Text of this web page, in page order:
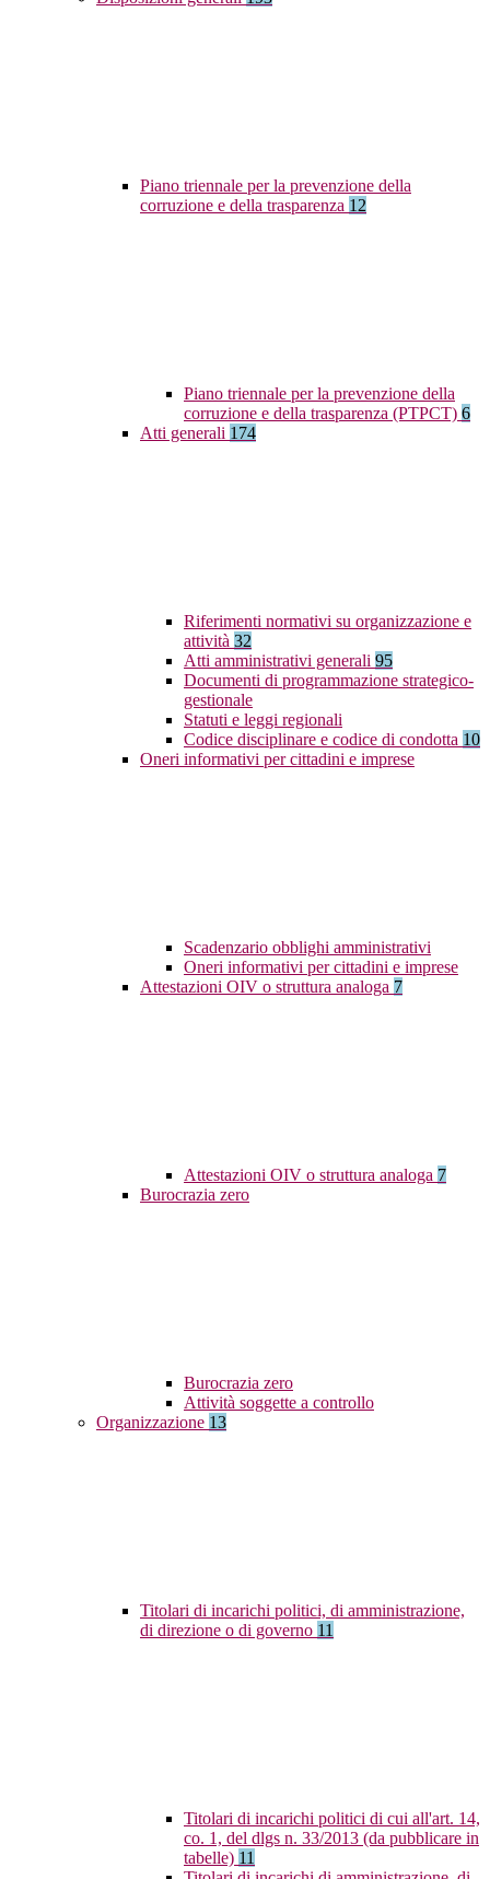
Piano triennale per la prevenzione della
corruzione e della trasparenza 12
Piano triennale per la prevenzione della
corruzione e della trasparenza (PTPCT) 6
Atti generali 174
Riferimenti normativi su organizzazione e
attività 32
Atti amministrativi generali 95
Documenti di programmazione strategico-
gestionale
Statuti e leggi regionali
Codice disciplinare e codice di condotta 10
Oneri informativi per cittadini e imprese
Scadenzario obblighi amministrativi
Oneri informativi per cittadini e imprese
Attestazioni OIV o struttura analoga 7
Attestazioni OIV o struttura analoga 7
Burocrazia zero
Burocrazia zero
Attività soggette a controllo
Organizzazione 13
Titolari di incarichi politici, di amministrazione,
di direzione o di governo 11
Titolari di incarichi politici di cui all'art. 14,
co. 1, del dlgs n. 33/2013 (da pubblicare in
tabelle) 11